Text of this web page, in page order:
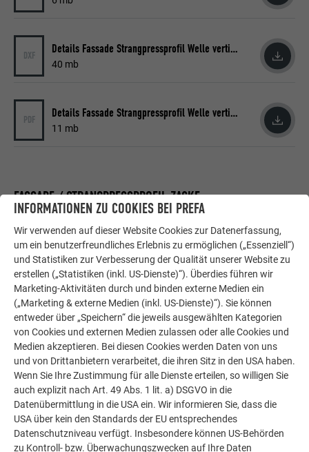
DXF Details Fassade Strangpressprofil Welle vertikal
40 mb
PDF Details Fassade Strangpressprofil Welle vertikal
11 mb
FASSADE / STRANGPRESSPROFIL ZACKE
DWG Details Fassade Strangpressprofil Zacke horizontal
2 mb
Details Fassade Strangpressprofil Zacke horizontal
15 mb
PDF Details Fassade Strangpressprofil Zacke horizontal
5 mb
DWG Details Fassade Strangpressprofil Zacke vertikal
5 mb
INFORMATIONEN ZU COOKIES BEI PREFA
Wir verwenden auf dieser Website Cookies zur Datenerfassung,
um ein benutzerfreundliches Erlebnis zu ermöglichen („Essenziell“)
und Statistiken zur Verbesserung der Qualität unserer Website zu
erstellen („Statistiken (inkl. US-Dienste)“). Überdies führen wir
Marketing-Aktivitäten durch und binden externe Medien ein
(„Marketing & externe Medien (inkl. US-Dienste)“). Sie können
entweder über „Speichern“ die jeweils ausgewählten Kategorien
von Cookies und externen Medien zulassen oder alle Cookies und
Medien akzeptieren. Bei diesen Cookies werden Daten von uns
und von Drittanbietern verarbeitet, die ihren Sitz in den USA haben.
Wenn Sie Ihre Zustimmung für alle Dienste erteilen, so willigen Sie
auch explizit nach Art. 49 Abs. 1 lit. a) DSGVO in die
Datenübermittlung in die USA ein. Wir informieren Sie, dass die
USA über kein den Standards der EU entsprechendes
Datenschutzniveau verfügt. Insbesondere können US-Behörden
zu Kontroll- bzw. Überwachungszwecken auf Ihre Daten